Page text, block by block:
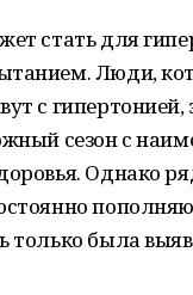
стать для
Люди,
с гипертонией,
сезон с
Однако
только была